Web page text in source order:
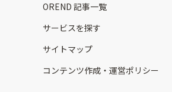
OREND 記事一覧
サービスを探す
サイトマップ
コンテンツ作成・運営ポリシー